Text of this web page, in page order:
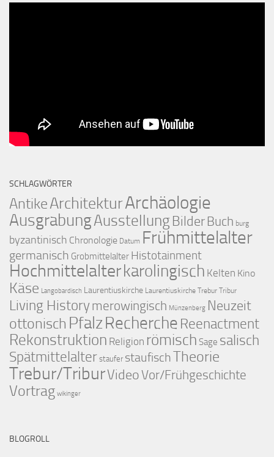
SCHLAGWÖRTER
AntikeArchitekturArchäologie
AusgrabungAusstellungBilder Buch burg
byzantinisch Chronologie Datum Frühmittelalter
germanisch Grobmittelalter Histotainment
Hochmittelalterkarolingisch Kelten Kino
Käse Langobardisch Laurentiuskirche Laurentiuskirche Trebur Tribur
Living Historymerowingisch Münzenberg Neuzeit
ottonisch PfalzRecherche Reenactment
Rekonstruktion Religion römisch Sage salisch
Spätmittelalter staufer staufischTheorie
Trebur/TriburVideoVor/Frühgeschichte
Vortrag wikinger
BLOGROLL